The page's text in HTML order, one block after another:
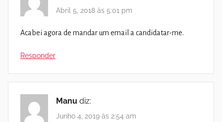
Abril 5, 2018 às 5:01 pm
Acabei agora de mandar um email a candidatar-me.
Responder
Manu diz:
Junho 4, 2019 às 2:54 am